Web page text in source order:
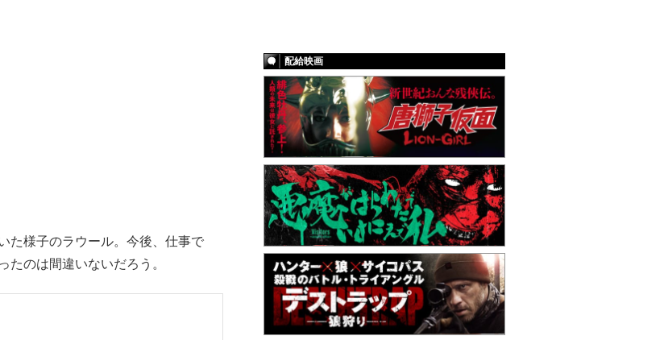
た様子のラウール。今後、仕事で
たのは間違いないだろう。
配給映画